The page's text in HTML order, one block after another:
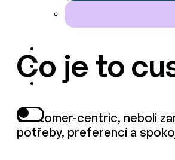
Co je to
Customer-centric, neboli
potřeby, preferencí a